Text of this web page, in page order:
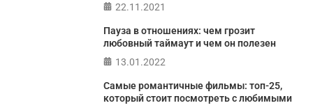
22.11.2021
Пауза в отношениях: чем грозит
любовный таймаут и чем он полезен
13.01.2022
Самые романтичные фильмы: топ-25,
который стоит посмотреть с любимыми